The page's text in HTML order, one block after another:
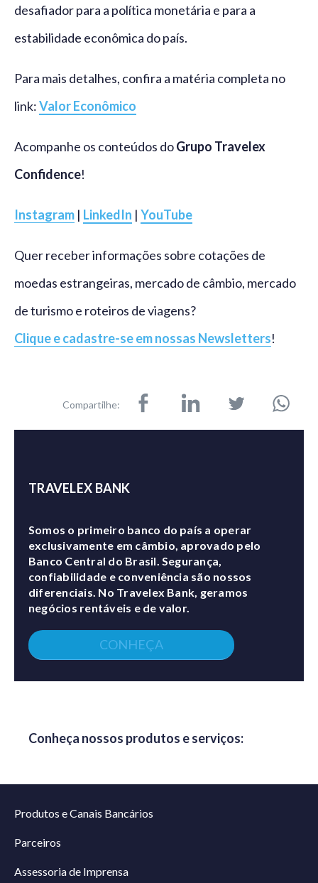
desafiador para a política monetária e para a
estabilidade econômica do país.
Para mais detalhes, confira a matéria completa no
link:Valor Econômico
Acompanhe os conteúdos doGrupo Travelex
Confidence!
Instagram | LinkedIn | YouTube
Quer receber informações sobre cotações de
moedas estrangeiras, mercado de câmbio, mercado
de turismo e roteiros de viagens?
Clique e cadastre-se em nossas Newsletters!
Compartilhe:
TRAVELEX BANK
Somos o primeiro banco do país a operar
exclusivamente em câmbio, aprovado pelo
Banco Central do Brasil. Segurança,
confiabilidade e conveniência são nossos
diferenciais. No Travelex Bank, geramos
negócios rentáveis e de valor.
CONHEÇA
Conheça nossos produtos e serviços:
Produtos e Canais Bancários
Parceiros
Assessoria de Imprensa